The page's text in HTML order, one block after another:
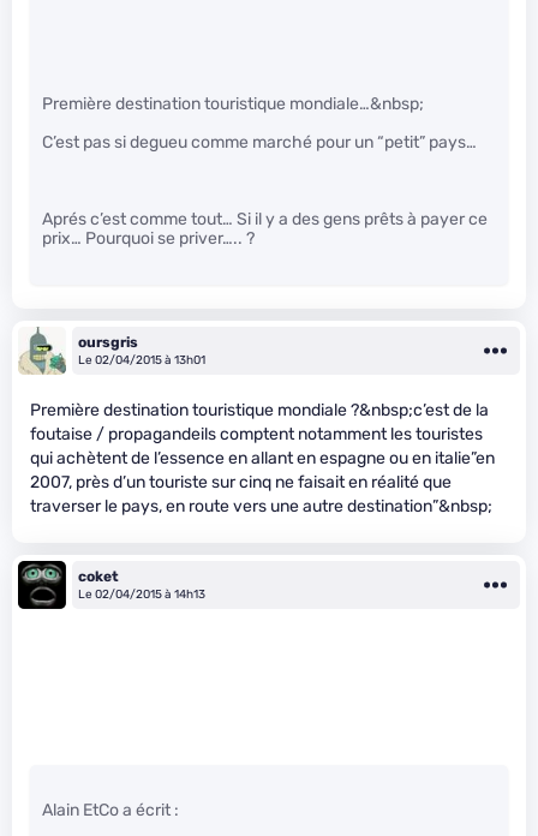
Première destination touristique mondiale…&nbsp;
C’est pas si degueu comme marché pour un “petit” pays…
Aprés c’est comme tout… Si il y a des gens prêts à payer ce
prix… Pourquoi se priver….. ?
oursgris
Le 02/04/2015 à 13h01
Première destination touristique mondiale ?&nbsp;c’est de la
foutaise / propagandeils comptent notamment les touristes
qui achètent de l’essence en allant en espagne ou en italie”en
2007, près d’un touriste sur cinq ne faisait en réalité que
traverser le pays, en route vers une autre destination”&nbsp;
coket
Le 02/04/2015 à 14h13
Alain EtCo a écrit :